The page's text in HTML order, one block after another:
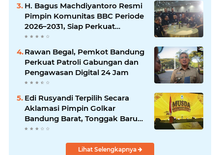
H. Bagus Machdiyantoro Resmi
Pimpin Komunitas BBC Periode
2026–2031, Siap Perkuat
Solidaritas dan Hadirkan
Masyarakat
Rawan Begal, Pemkot Bandung
Perkuat Patroli Gabungan dan
Pengawasan Digital 24 Jam
Edi Rusyandi Terpilih Secara
Aklamasi Pimpin Golkar
Bandung Barat, Tonggak Baru
Kepemimpinan Harmonis
Lihat Selengkapnya